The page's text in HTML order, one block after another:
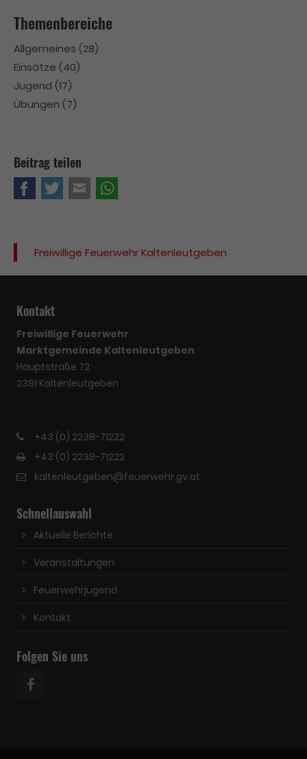
Themenbereiche
Allgemeines (28)
Einsätze (40)
Jugend (17)
Übungen (7)
Beitrag teilen
Facebook
Twitter E-mail
Freiwillige Feuerwehr Kaltenleutgeben
Kontakt
Freiwillige Feuerwehr
Marktgemeinde Kaltenleutgeben
Hauptstraße 72
2391 Kaltenleutgeben
+43 (0) 2238-71222
+43 (0) 2238-71222
kaltenleutgeben@feuerwehr.gv.at
Schnellauswahl
Aktuelle Berichte
Veranstaltungen
Feuerwehrjugend
Kontakt
Folgen Sie uns